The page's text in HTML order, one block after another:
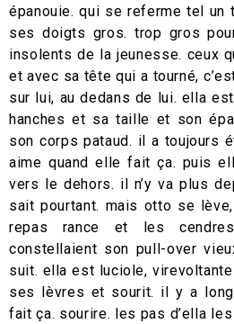
épanouie. qui se referme tel un
ses doigts gros. trop gros
insolents de la jeunesse. ceux
et avec sa tête qui a tourné,
sur lui, au dedans de lui. ella
hanches et sa taille et son
son corps pataud. il a toujours
aime quand elle fait ça. puis
vers le dehors. il n’y va plus
sait pourtant. mais otto se
repas rance et les
constellaient son pull-over
suit. ella est luciole,
ses lèvres et sourit. il y a
fait ça. sourire. les pas d’ella